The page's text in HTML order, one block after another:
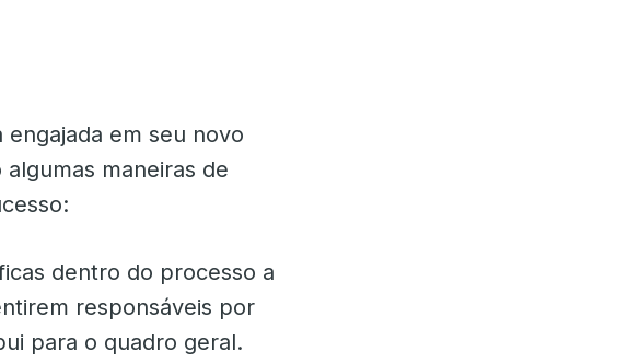
em seu novo
maneiras de
dentro do processo a
responsáveis ​​por
para o quadro geral.